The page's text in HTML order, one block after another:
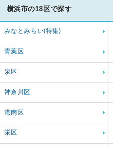
横浜市の18区で探す
みなとみらい(特集)
青葉区
泉区
神奈川区
港南区
栄区